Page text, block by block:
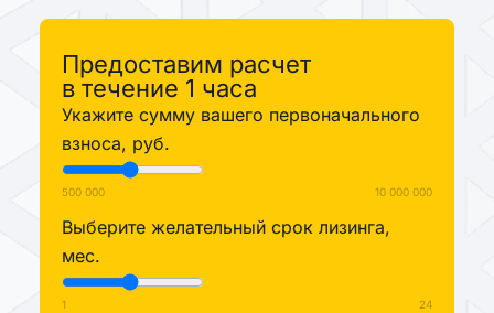
Предоставим расчет
в течение 1 часа
Укажите сумму вашего первоначального
взноса, руб.
500 000 10 000 000
Выберите желательный срок лизинга,
мес.
1 24